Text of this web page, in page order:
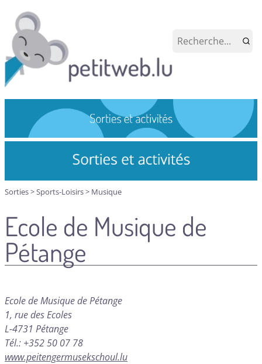
Sorties>Sports-Loisirs> Musique
Ecole de Musique de
Pétange
Ecole de Musique de Pétange
1, rue des Ecoles
L-4731 Pétange
Tél.: +352 50 07 78
www.peitengermusekschoul.lu